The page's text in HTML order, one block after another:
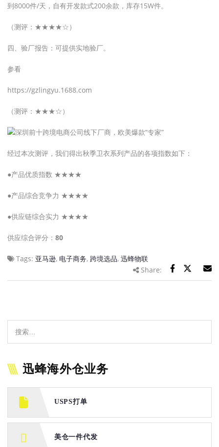
到8000件/天，自有开发款式200余款，库存15W件。
（测评：★★★★☆）
四、验厂报告：可提供实地验厂。
参看
https://gzlingyu.1688.com
（测评：★★★☆）
经过本次测评，我们得出秋季卫衣系列产品的各项指数如下：
●产品优质指数 ★★★★
●产品综合竞争力 ★★★★
●供应链综合实力 ★★★★
供应综合评分： 80
Tags: 亚马逊, 电子商务, 跨境选品, 迅蜂物联
Share:
迅蜂海外仓业务
USPS打单
美仓一件代发